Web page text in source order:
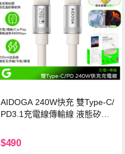
AIDOGA 240W快充 雙Type-C/
PD3.1充電線傳輸線 液態矽膠
機/平板/筆電
$490